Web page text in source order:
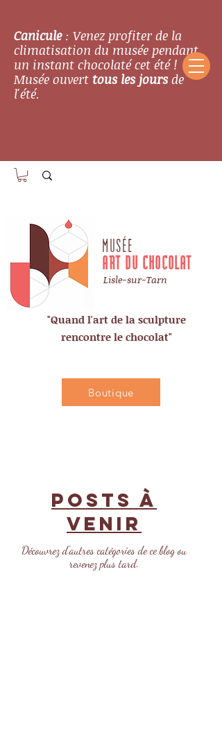
Canicule: Venez profiter de la
climatisation du musée pendant
un instant chocolaté cet été !
Musée ouverttous les joursde
l'été.
"Quand l'art de la sculpture
rencontre le chocolat"
Lisle-sur-Tarn
MUSÉE
ART DU CHOCOLAT
Boutique
Posts à
venir
Découvrez d'autres catégories de ce blog ou
revenez plus tard.